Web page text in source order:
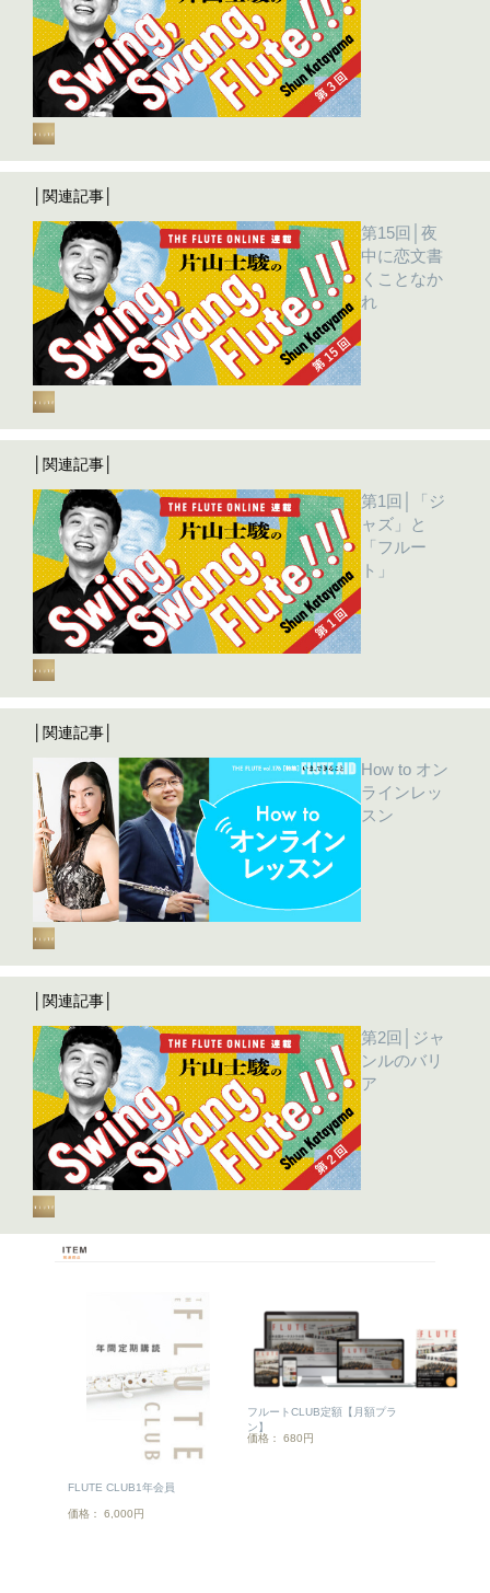
│関連記事│
第15回│夜
中に恋文書
くことなか
れ
│関連記事│
第1回│「ジ
ャズ」と
「フルー
ト」
│関連記事│
How to オン
ラインレッ
スン
│関連記事│
第2回│ジャ
ンルのバリ
ア
FLUTE CLUB1年会員
価格： 6,000円
フルートCLUB定額【月額プラ
ン】
価格： 680円